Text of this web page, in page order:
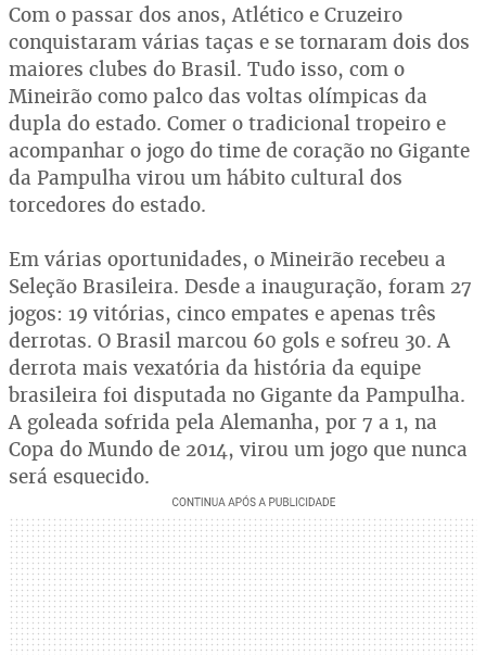
Com o passar dos anos, Atlético e Cruzeiro
conquistaram várias taças e se tornaram dois dos
maiores clubes do Brasil. Tudo isso, com o
Mineirão como palco das voltas olímpicas da
dupla do estado. Comer o tradicional tropeiro e
acompanhar o jogo do time de coração no Gigante
da Pampulha virou um hábito cultural dos
torcedores do estado.
Em várias oportunidades, o Mineirão recebeu a
Seleção Brasileira. Desde a inauguração, foram 27
jogos: 19 vitórias, cinco empates e apenas três
derrotas. O Brasil marcou 60 gols e sofreu 30. A
derrota mais vexatória da história da equipe
brasileira foi disputada no Gigante da Pampulha.
A goleada sofrida pela Alemanha, por 7 a 1, na
Copa do Mundo de 2014, virou um jogo que nunca
será esquecido.